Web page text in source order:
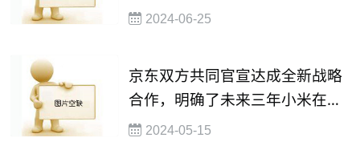
和准入标准
2024-06-25
京东双方共同官宣达成全新战略
合作，明确了未来三年小米在京
东全渠道销售额2000亿的目标
2024-05-15